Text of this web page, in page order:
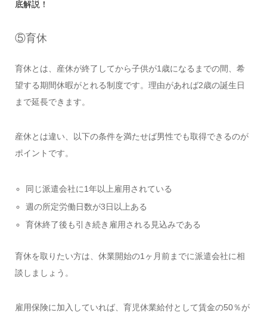
底解説！
⑤育休
育休とは、産休が終了してから子供が1歳になるまでの間、希
望する期間休暇がとれる制度です。理由があれば2歳の誕生日
まで延長できます。
産休とは違い、以下の条件を満たせば男性でも取得できるのが
ポイントです。
同じ派遣会社に1年以上雇用されている
週の所定労働日数が3日以上ある
育休終了後も引き続き雇用される見込みである
育休を取りたい方は、休業開始の1ヶ月前までに派遣会社に相
談しましょう。
雇用保険に加入していれば、育児休業給付として賃金の50％が